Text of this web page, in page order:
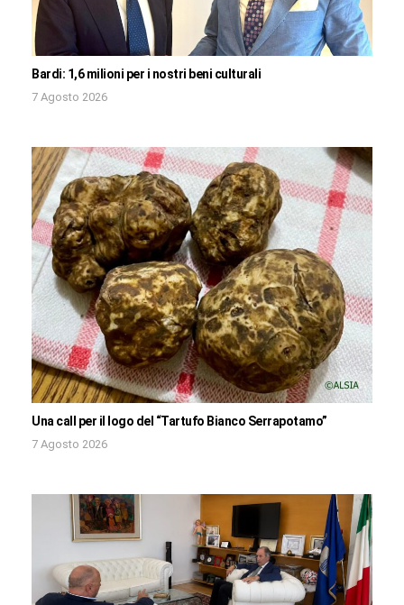
Bardi: 1,6 milioni per i nostri beni culturali
7 Agosto 2026
Una call per il logo del “Tartufo Bianco Serrapotamo”
7 Agosto 2026